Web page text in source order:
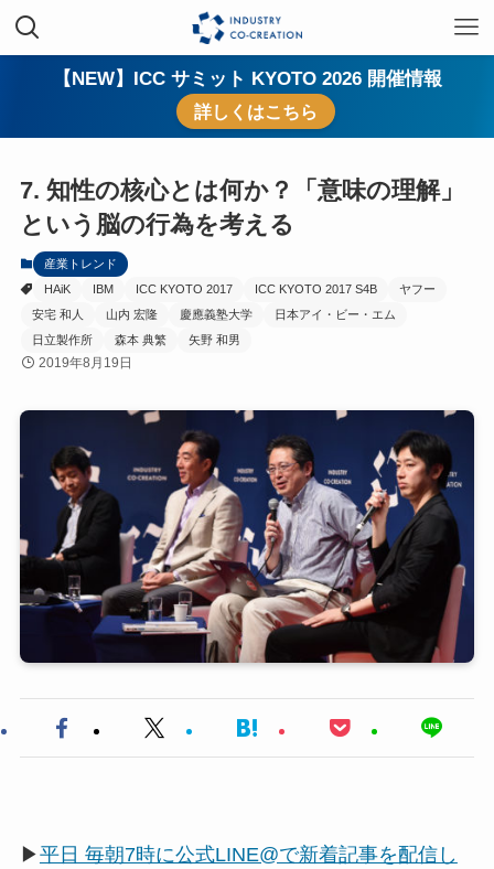
【NEW】ICC サミット KYOTO 2026 開催情報
詳しくはこちら
7. 知性の核心とは何か？「意味の理解」
という脳の行為を考える
産業トレンド
HAiK
IBM ICC KYOTO 2017 ICC KYOTO 2017 S4B
ヤフー
安宅 和人
山内 宏隆 慶應義塾大学
日本アイ・ビー・エム
日立製作所
森本 典繁 矢野 和男
2019年8月19日
▶平日 毎朝7時に公式LINE@で新着記事を配信し